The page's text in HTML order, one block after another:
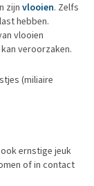
zijn vlooien. Zelfs
hebben.
vlooien
veroorzaken.
(miliaire
ernstige jeuk
of in contact